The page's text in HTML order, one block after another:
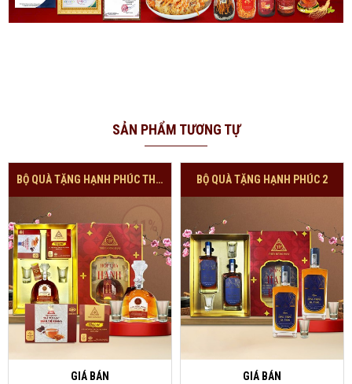
SẢN PHẨM TƯƠNG TỰ
BỘ QUÀ TẶNG HẠNH PHÚC THƯỢNG HẠNG
-11%
GIÁ BÁN
BỘ QUÀ TẶNG HẠNH PHÚC 2
GIÁ BÁN